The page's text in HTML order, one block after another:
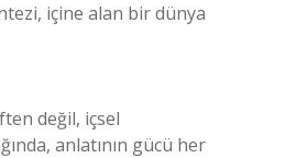
içine alan bir dünya
değil, içsel
anlatının gücü her